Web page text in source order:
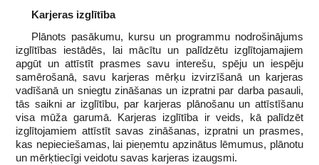
Karjeras izglītība
Plānots pasākumu, kursu un programmu nodrošinājums
izglītības iestādēs, lai mācītu un palīdzētu izglītojamajiem
apgūt un attīstīt prasmes savu interešu, spēju un iespēju
samērošanā, savu karjeras mērķu izvirzīšanā un karjeras
vadīšanā un sniegtu zināšanas un izpratni par darba pasauli,
tās saikni ar izglītību, par karjeras plānošanu un attīstīšanu
visa mūža garumā. Karjeras izglītība ir veids, kā palīdzēt
izglītojamiem attīstīt savas zināšanas, izpratni un prasmes,
kas nepieciešamas, lai pieņemtu apzinātus lēmumus, plānotu
un mērķtiecīgi veidotu savas karjeras izaugsmi.